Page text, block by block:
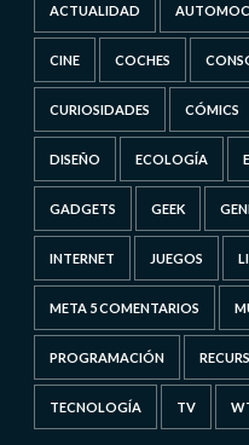
ACTUALIDAD
CINE COCHES
CURIOSIDADES CÓMICS
DISEÑO ECOLOGÍA
GADGETS GEEK
INTERNET JUEGOS
META 5 COMENTARIOS
PROGRAMACIÓN
TECNOLOGÍA TV